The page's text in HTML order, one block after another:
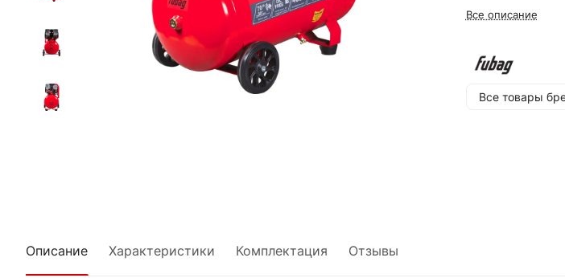
требуется
требующих
Особенности:
Все описание
Все товары
Описание Характеристики Комплектация Отзывы